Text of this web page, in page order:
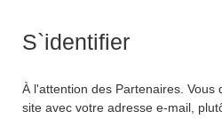
S`identifier
À l'attention des Partenaires. Vous
site avec votre adresse e-mail,